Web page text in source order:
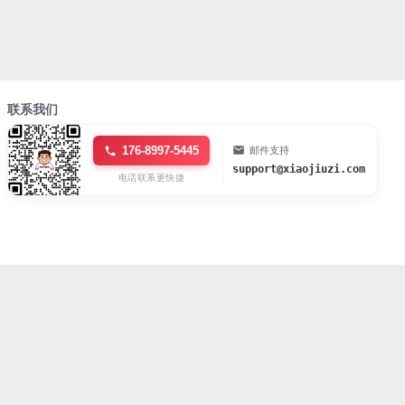
联系我们
176-8997-5445
电话联系更快捷
邮件支持
support@xiaojiuzi.com